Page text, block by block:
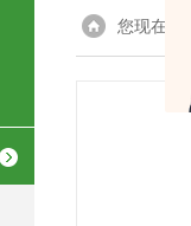
您现在的